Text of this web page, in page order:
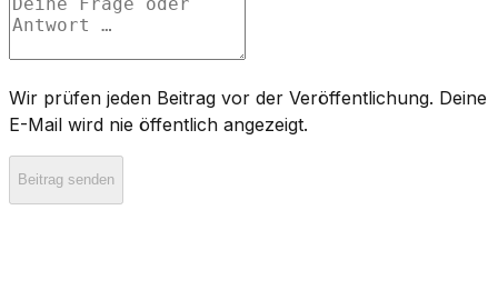
Wir prüfen jeden Beitrag vor der Veröffentlichung. Deine
E-Mail wird nie öffentlich angezeigt.
Beitrag senden